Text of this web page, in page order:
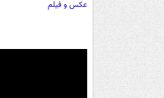
عکس و فیلم